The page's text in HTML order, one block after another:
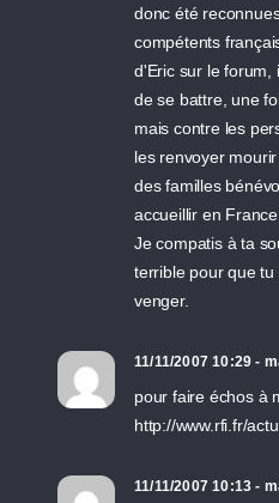
donc été
compétents
d'Eric sur le forum,
de se battre, une
mais contre les
les renvoyer
des familles
accueillir en
Je compatis à ta
terrible pour que
venger.
11/11/2007 10:29 -
pour faire échos à
http://www.rfi.fr/
11/11/2007 10:13 -